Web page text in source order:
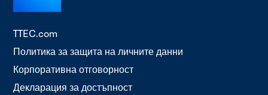
TTEC.com
Политика за защита на личните данни
Корпоративна отговорност
Декларация за достъпност